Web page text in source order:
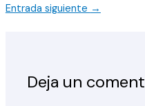
Entrada siguiente →
Deja un